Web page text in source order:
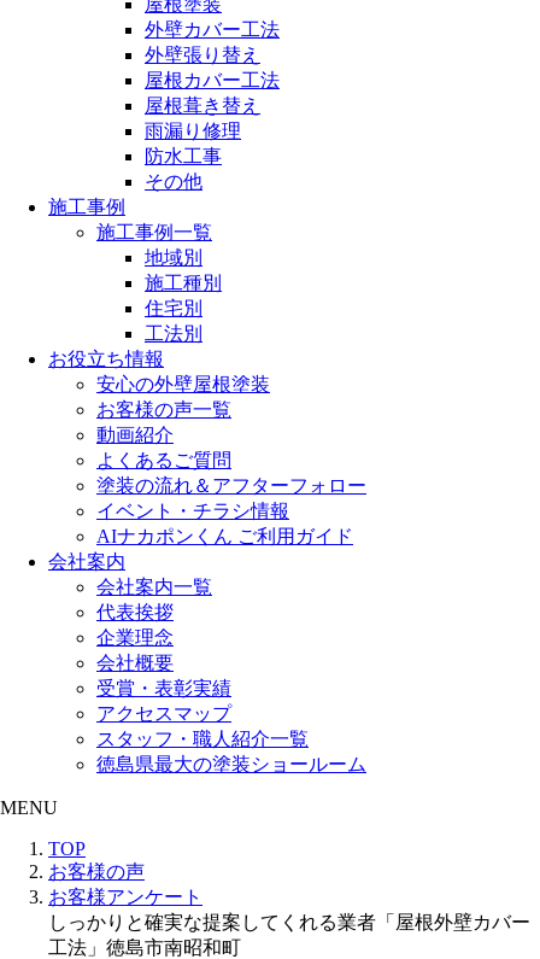
外壁カバー工法
外壁張り替え
屋根カバー工法
屋根葺き替え
雨漏り修理
防水工事
その他
施工事例
施工事例一覧
地域別
施工種別
住宅別
工法別
お役立ち情報
安心の外壁屋根塗装
お客様の声一覧
動画紹介
よくあるご質問
塗装の流れ＆アフターフォロー
イベント・チラシ情報
AIナカポンくん ご利用ガイド
会社案内
会社案内一覧
代表挨拶
企業理念
会社概要
受賞・表彰実績
アクセスマップ
スタッフ・職人紹介一覧
徳島県最大の塗装ショールーム
MENU
TOP
お客様の声
お客様アンケート
しっかりと確実な提案してくれる業者「屋根外壁カバー
工法」徳島市南昭和町